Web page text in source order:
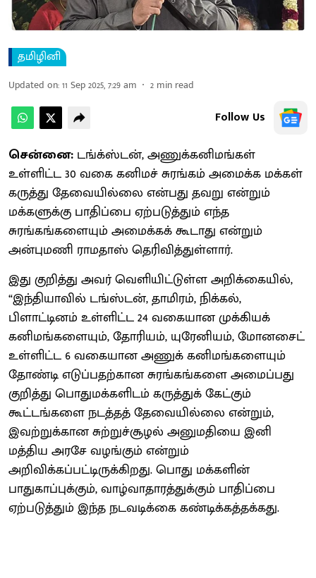
தமிழினி
Updated on:11 Sep 2025, 7:29 am 2 min read
Follow Us
சென்னை: டங்க்ஸ்டன், அணுக்கனிமங்கள்
உள்ளிட்ட 30 வகை கனிமச் சுரங்கம் அமைக்க மக்கள்
கருத்து தேவையில்லை என்பது தவறு என்றும்
மக்களுக்கு பாதிப்பை ஏற்படுத்தும் எந்த
சுரங்கங்களையும் அமைக்கக் கூடாது என்றும்
அன்புமணி ராமதாஸ் தெரிவித்துள்ளார்.
இது குறித்து அவர் வெளியிட்டுள்ள அறிக்கையில்,
“இந்தியாவில் டங்ஸ்டன், தாமிரம், நிக்கல்,
பிளாட்டினம் உள்ளிட்ட 24 வகையான முக்கியக்
கனிமங்களையும், தோரியம், யுரேனியம், மோனசைட்
உள்ளிட்ட 6 வகையான அணுக் கனிமங்களையும்
தோண்டி எடுப்பதற்கான சுரங்கங்களை அமைப்பது
குறித்து பொதுமக்களிடம் கருத்துக் கேட்கும்
கூட்டங்களை நடத்தத் தேவையில்லை என்றும்,
இவற்றுக்கான சுற்றுச்சூழல் அனுமதியை இனி
மத்திய அரசே வழங்கும் என்றும்
அறிவிக்கப்பட்டிருக்கிறது. பொது மக்களின்
பாதுகாப்புக்கும், வாழ்வாதாரத்துக்கும் பாதிப்பை
ஏற்படுத்தும் இந்த நடவடிக்கை கண்டிக்கத்தக்கது.